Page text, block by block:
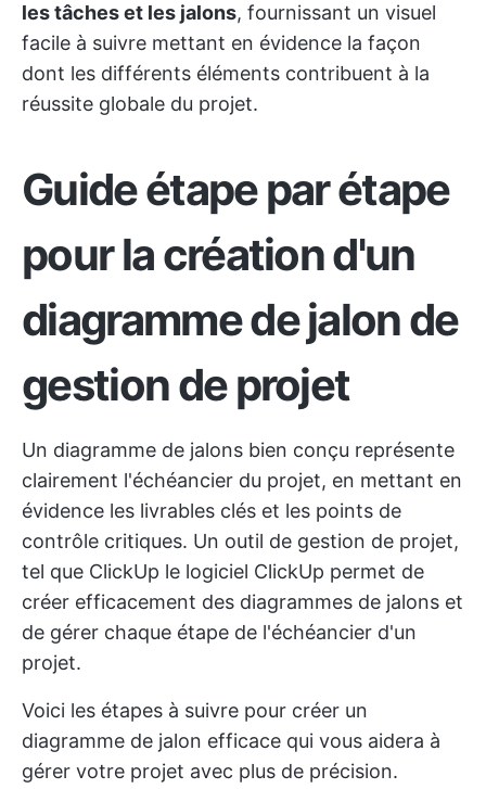
les tâches et les jalons, fournissant un visuel
facile à suivre mettant en évidence la façon
dont les différents éléments contribuent à la
réussite globale du projet.
Guide étape par étape
pour la création d'un
diagramme de jalon de
gestion de projet
Un diagramme de jalons bien conçu représente
clairement l'échéancier du projet, en mettant en
évidence les livrables clés et les points de
contrôle critiques. Un outil de gestion de projet,
tel que ClickUp le logiciel ClickUp permet de
créer efficacement des diagrammes de jalons et
de gérer chaque étape de l'échéancier d'un
projet.
Voici les étapes à suivre pour créer un
diagramme de jalon efficace qui vous aidera à
gérer votre projet avec plus de précision.